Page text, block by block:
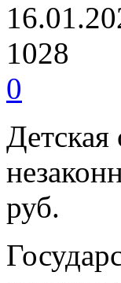
1028
0
Детская
руб.